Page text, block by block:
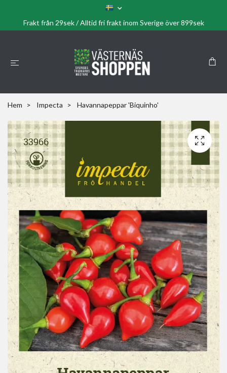
Frakt från 29sek / Alltid fri frakt inom Sverige över 899sek
Hem Impecta Havannapeppar 'Biquinho'